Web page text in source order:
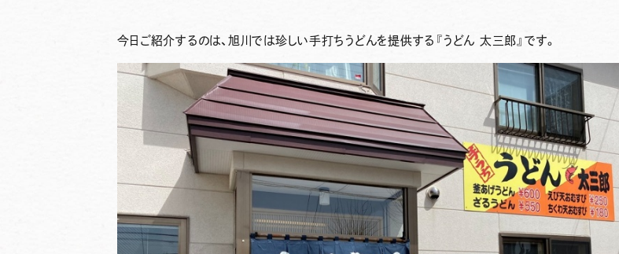
今日ご紹介するのは、旭川では珍しい手打ちうどんを提供する 『うどん 太三郎』 です。